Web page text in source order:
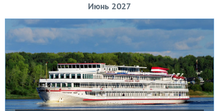
Июнь 2027